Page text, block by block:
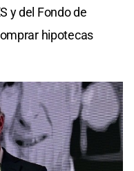
y del Fondo de
hipotecas